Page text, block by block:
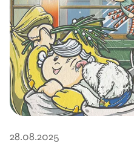
28.08.2025